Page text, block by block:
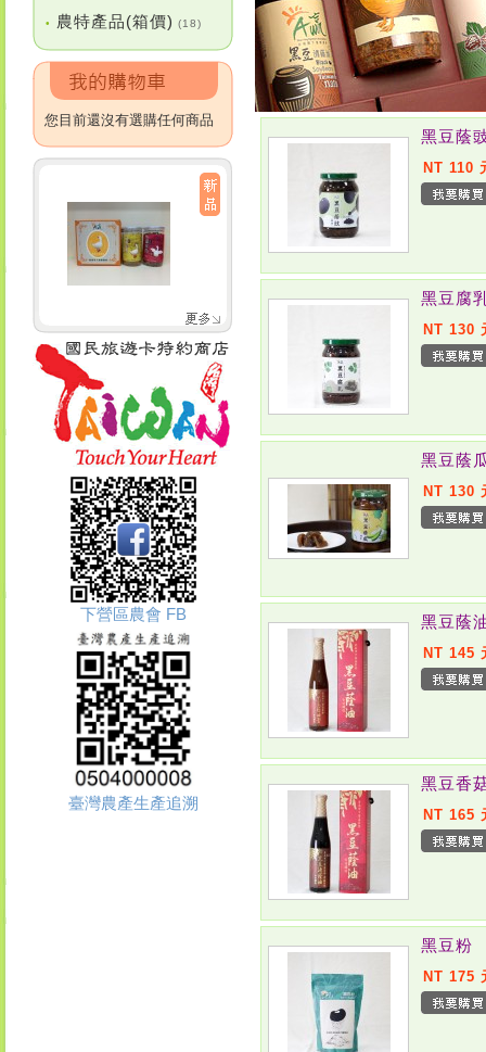
• 農特產品(箱價) (18)
您目前還沒有選購任何商品
下營區農會 FB
臺灣農產生產追溯
黑豆蔭
NT 110
黑豆腐
NT 130
黑豆蔭
NT 130
黑豆蔭
NT 145
黑豆香
NT 165
黑豆粉
NT 175